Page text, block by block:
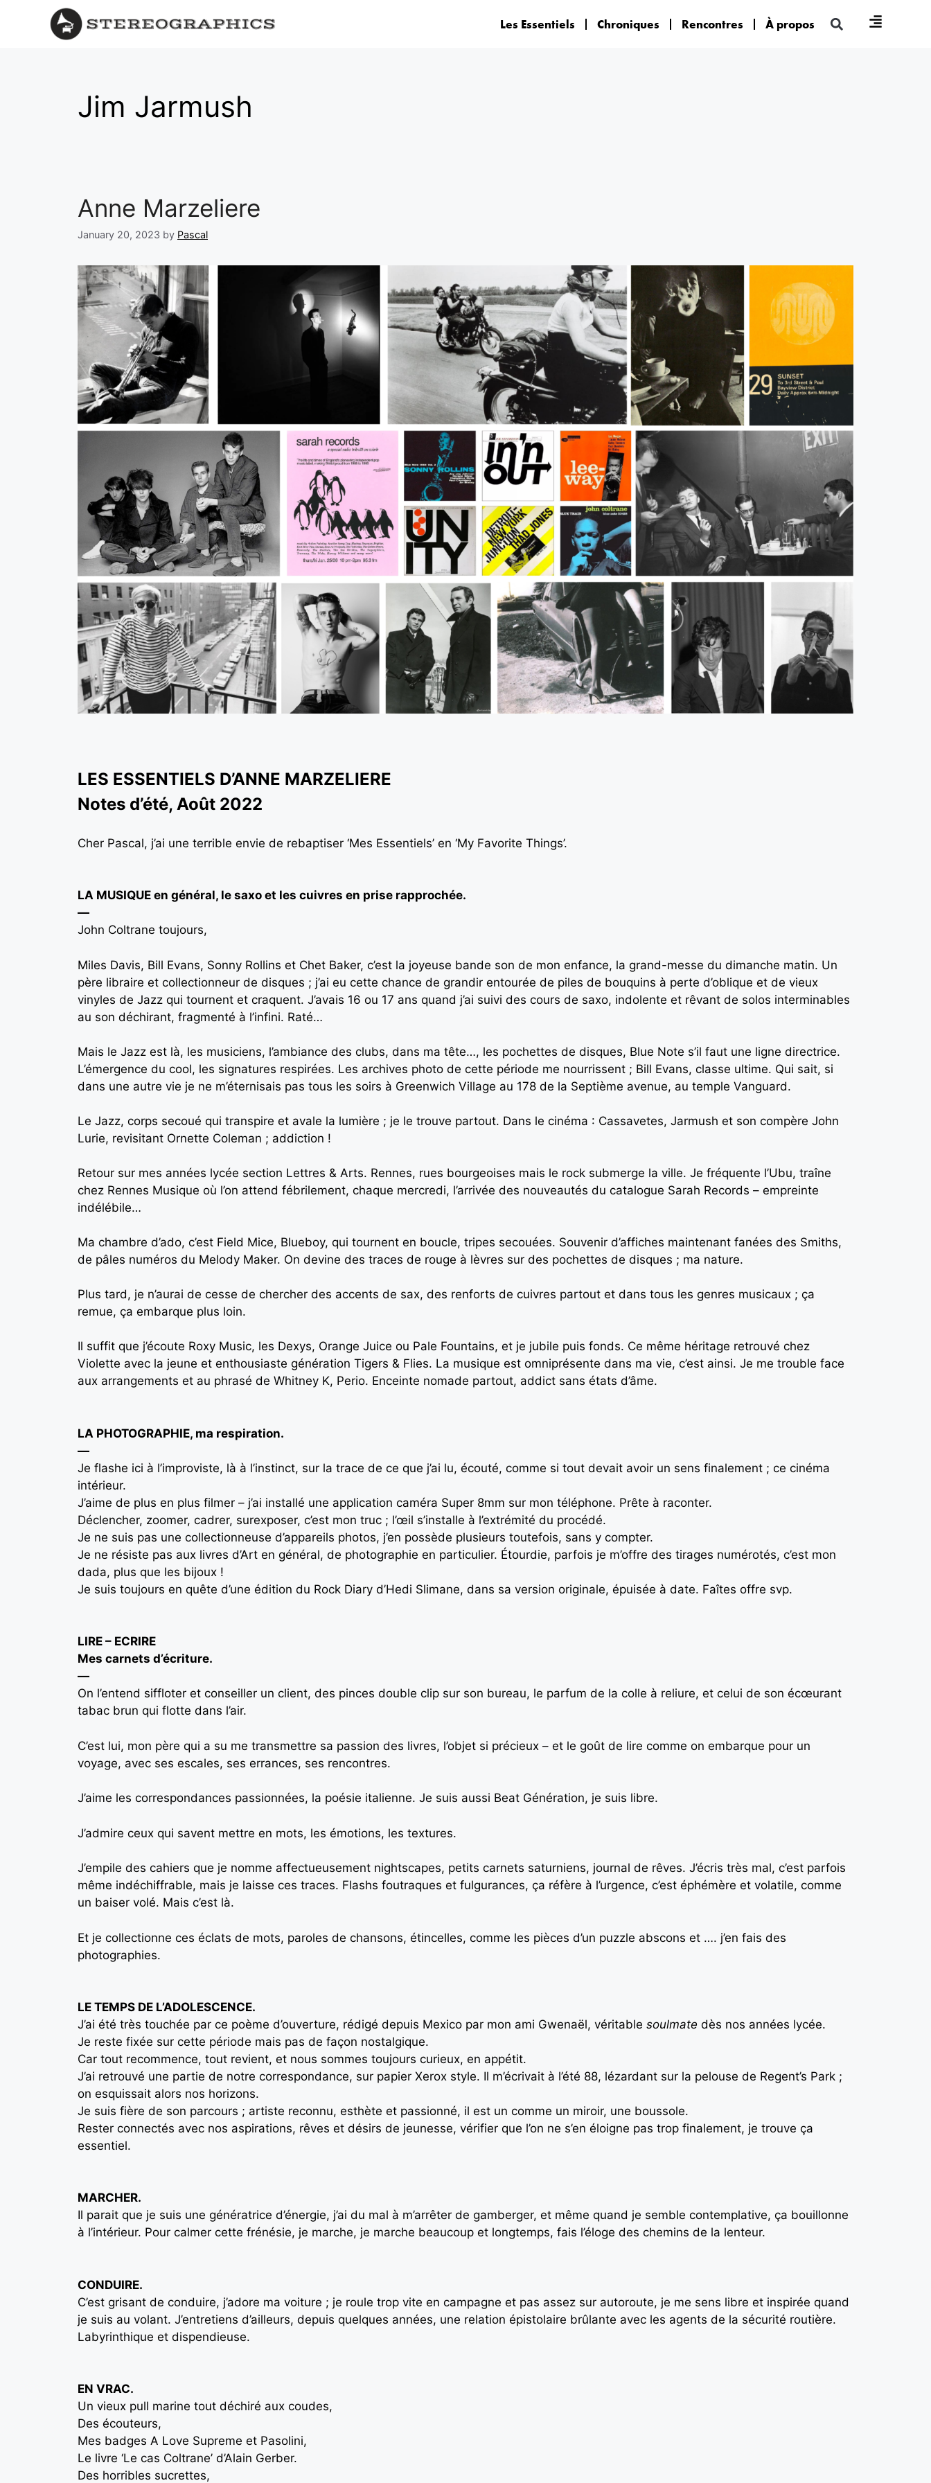
Les Essentiels Chroniques Rencontres À propos
Jim Jarmush
Anne Marzeliere
January 20, 2023 by Pascal
LES ESSENTIELS D’ANNE MARZELIERE
Notes d’été, Août 2022
Cher Pascal, j’ai une terrible envie de rebaptiser ‘Mes Essentiels’ en ‘My Favorite Things’.
LA MUSIQUE en général, le saxo et les cuivres en prise rapprochée.
—
John Coltrane toujours,
Miles Davis, Bill Evans, Sonny Rollins et Chet Baker, c’est la joyeuse bande son de mon enfance, la grand-messe du dimanche matin. Un
père libraire et collectionneur de disques ; j’ai eu cette chance de grandir entourée de piles de bouquins à perte d’oblique et de vieux
vinyles de Jazz qui tournent et craquent. J’avais 16 ou 17 ans quand j’ai suivi des cours de saxo, indolente et rêvant de solos interminables
au son déchirant, fragmenté à l’infini. Raté…
Mais le Jazz est là, les musiciens, l’ambiance des clubs, dans ma tête…, les pochettes de disques, Blue Note s’il faut une ligne directrice.
L’émergence du cool, les signatures respirées. Les archives photo de cette période me nourrissent ; Bill Evans, classe ultime. Qui sait, si
dans une autre vie je ne m’éternisais pas tous les soirs à Greenwich Village au 178 de la Septième avenue, au temple Vanguard.
Le Jazz, corps secoué qui transpire et avale la lumière ; je le trouve partout. Dans le cinéma : Cassavetes, Jarmush et son compère John
Lurie, revisitant Ornette Coleman ; addiction !
Retour sur mes années lycée section Lettres & Arts. Rennes, rues bourgeoises mais le rock submerge la ville. Je fréquente l’Ubu, traîne
chez Rennes Musique où l’on attend fébrilement, chaque mercredi, l’arrivée des nouveautés du catalogue Sarah Records – empreinte
indélébile…
Ma chambre d’ado, c’est Field Mice, Blueboy, qui tournent en boucle, tripes secouées. Souvenir d’affiches maintenant fanées des Smiths,
de pâles numéros du Melody Maker. On devine des traces de rouge à lèvres sur des pochettes de disques ; ma nature.
Plus tard, je n’aurai de cesse de chercher des accents de sax, des renforts de cuivres partout et dans tous les genres musicaux ; ça
remue, ça embarque plus loin.
Il suffit que j’écoute Roxy Music, les Dexys, Orange Juice ou Pale Fountains, et je jubile puis fonds. Ce même héritage retrouvé chez
Violette avec la jeune et enthousiaste génération Tigers & Flies. La musique est omniprésente dans ma vie, c’est ainsi. Je me trouble face
aux arrangements et au phrasé de Whitney K, Perio. Enceinte nomade partout, addict sans états d’âme.
LA PHOTOGRAPHIE, ma respiration.
—
Je flashe ici à l’improviste, là à l’instinct, sur la trace de ce que j’ai lu, écouté, comme si tout devait avoir un sens finalement ; ce cinéma
intérieur.
J’aime de plus en plus filmer – j’ai installé une application caméra Super 8mm sur mon téléphone. Prête à raconter.
Déclencher, zoomer, cadrer, surexposer, c’est mon truc ; l’œil s’installe à l’extrémité du procédé.
Je ne suis pas une collectionneuse d’appareils photos, j’en possède plusieurs toutefois, sans y compter.
Je ne résiste pas aux livres d’Art en général, de photographie en particulier. Étourdie, parfois je m’offre des tirages numérotés, c’est mon
dada, plus que les bijoux !
Je suis toujours en quête d’une édition du Rock Diary d’Hedi Slimane, dans sa version originale, épuisée à date. Faîtes offre svp.
LIRE – ECRIRE
Mes carnets d’écriture.
—
On l’entend siffloter et conseiller un client, des pinces double clip sur son bureau, le parfum de la colle à reliure, et celui de son écœurant
tabac brun qui flotte dans l’air.
C’est lui, mon père qui a su me transmettre sa passion des livres, l’objet si précieux – et le goût de lire comme on embarque pour un
voyage, avec ses escales, ses errances, ses rencontres.
J’aime les correspondances passionnées, la poésie italienne. Je suis aussi Beat Génération, je suis libre.
J’admire ceux qui savent mettre en mots, les émotions, les textures.
J’empile des cahiers que je nomme affectueusement nightscapes, petits carnets saturniens, journal de rêves. J’écris très mal, c’est parfois
même indéchiffrable, mais je laisse ces traces. Flashs foutraques et fulgurances, ça réfère à l’urgence, c’est éphémère et volatile, comme
un baiser volé. Mais c’est là.
Et je collectionne ces éclats de mots, paroles de chansons, étincelles, comme les pièces d’un puzzle abscons et …. j’en fais des
photographies.
LE TEMPS DE L’ADOLESCENCE.
J’ai été très touchée par ce poème d’ouverture, rédigé depuis Mexico par mon ami Gwenaël, véritable soulmate dès nos années lycée.
Je reste fixée sur cette période mais pas de façon nostalgique.
Car tout recommence, tout revient, et nous sommes toujours curieux, en appétit.
J’ai retrouvé une partie de notre correspondance, sur papier Xerox style. Il m’écrivait à l’été 88, lézardant sur la pelouse de Regent’s Park ;
on esquissait alors nos horizons.
Je suis fière de son parcours ; artiste reconnu, esthète et passionné, il est un comme un miroir, une boussole.
Rester connectés avec nos aspirations, rêves et désirs de jeunesse, vérifier que l’on ne s’en éloigne pas trop finalement, je trouve ça
essentiel.
MARCHER.
Il parait que je suis une génératrice d’énergie, j’ai du mal à m’arrêter de gamberger, et même quand je semble contemplative, ça bouillonne
à l’intérieur. Pour calmer cette frénésie, je marche, je marche beaucoup et longtemps, fais l’éloge des chemins de la lenteur.
CONDUIRE.
C’est grisant de conduire, j’adore ma voiture ; je roule trop vite en campagne et pas assez sur autoroute, je me sens libre et inspirée quand
je suis au volant. J’entretiens d’ailleurs, depuis quelques années, une relation épistolaire brûlante avec les agents de la sécurité routière.
Labyrinthique et dispendieuse.
EN VRAC.
Un vieux pull marine tout déchiré aux coudes,
Des écouteurs,
Mes badges A Love Supreme et Pasolini,
Le livre ‘Le cas Coltrane’ d’Alain Gerber.
Des horribles sucrettes,